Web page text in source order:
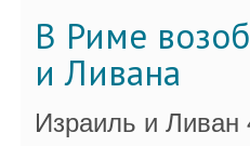
В Риме
и Ливана
Израиль и Ливан